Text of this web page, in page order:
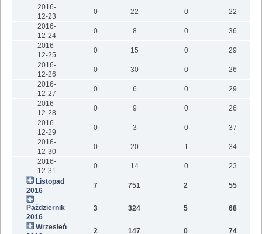
2016-
12-23
0 22 0
22
2016-
12-24
0 8 0
36
2016-
12-25
0 15 0
29
2016-
12-26
0 30 0
26
2016-
12-27
0 6 0
29
2016-
12-28
0 9 0
26
2016-
12-29
0 3 0
37
2016-
12-30
0 20 1
34
2016-
12-31
0 14 0
23
Listopad
2016
7 751 2 55
Październik
2016
3 324 5 68
Wrzesień
2 147 0 74